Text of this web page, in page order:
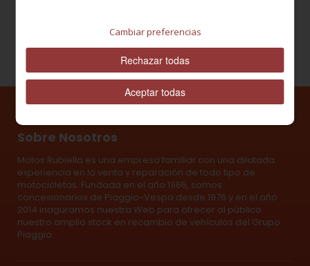
Sobre Nosotros
Motos Rubiella es una empresa familiar con una dilatada
experiencia en la venta y reparación de todo tipo de
motocicletas. Fundada en el año 1965, somos
concesionarios de Piaggio-Vespa desde 1976 y en el año
2014 inaguramos nuestra Web para ofrecer al público
nuestro amplio stock en recambio de vehículos del Grupo
Piaggio.
Cambiar preferencias
Rechazar todas
Aceptar todas